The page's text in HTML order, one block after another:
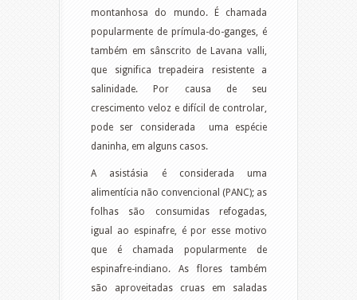
montanhosa do mundo. É chamada
popularmente de prímula-do-ganges, é
também em sânscrito de Lavana valli,
que significa trepadeira resistente a
salinidade. Por causa de seu
crescimento veloz e difícil de controlar,
pode ser considerada uma espécie
daninha, em alguns casos.
A asistásia é considerada uma
alimentícia não convencional (PANC); as
folhas são consumidas refogadas,
igual ao espinafre, é por esse motivo
que é chamada popularmente de
espinafre-indiano. As flores também
são aproveitadas cruas em saladas